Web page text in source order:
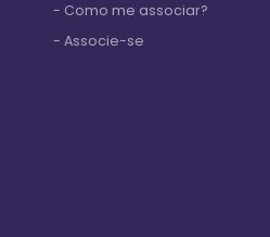
- Como me associar?
- Associe-se